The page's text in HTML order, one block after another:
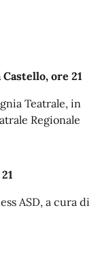
Castello, ore 21
Teatrale, in
Regionale
ASD, a cura di